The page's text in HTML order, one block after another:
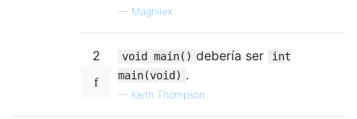
— Magnilex
2 void main() debería ser
int
main(void) .
— Keith Thompson